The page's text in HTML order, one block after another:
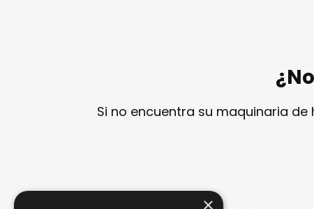
Si no encuentra su maquinaria